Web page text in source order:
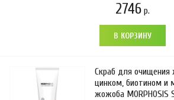
2746 р.
В КОРЗИНУ
Скраб для очищения
цинком, биотином и
жожоба MORPHOSIS